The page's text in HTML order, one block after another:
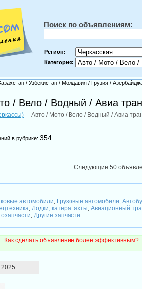
Поиск по объявлениям:
Регион:
Категория:
/ Узбекистан / Молдавия / Грузия /
/ Вело / Водный / Авиа
- Авто / Мото / Вело / Водный / Авиа
в рубрике: 354
Следующие 50
автомобили Грузовые автомобили
Лодки, катера. яхты Авиационный
Другие запчасти
Как сделать объявление более эффективным?